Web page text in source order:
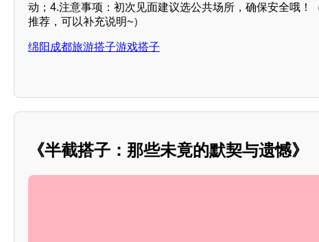
动；4.注意事项：初次见面建议选公共场所，确保安全哦！
推荐，可以补充说明~）
绵阳成都旅游搭子游戏搭子
《半截搭子：那些未竟的默契与遗憾》